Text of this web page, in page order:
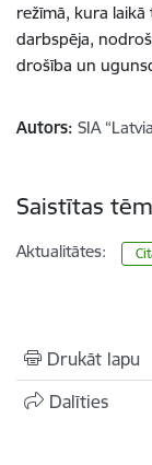
režīmā, kura
darbspēja,
drošība un
Autors: SIA
Saistītas
Aktualitātes:
Drukāt lapu
Dalīties